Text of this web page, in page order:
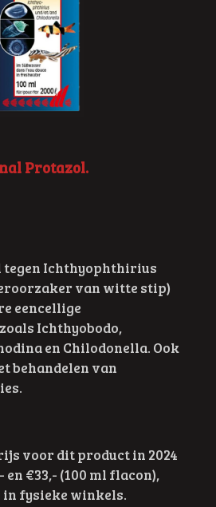
Protazol.
Ichthyophthirius
van witte stip)
eencellige
Ichthyobodo,
en Chilodonella. Ook
behandelen van
voor dit product in 2024
en €33,- (100 ml flacon),
fysieke winkels.